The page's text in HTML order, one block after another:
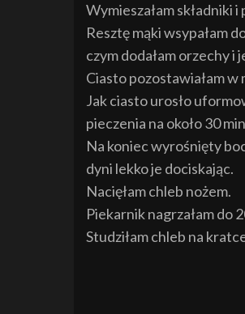
Wymieszałam składniki
Resztę mąki wsypałam
czym dodałam orzechy i
Ciasto pozostawiałam w
Jak ciasto urosło
pieczenia na około 30
Na koniec wyrośnięty
dyni lekko je dociskając.
Nacięłam chleb nożem.
Piekarnik nagrzałam do
Studziłam chleb na